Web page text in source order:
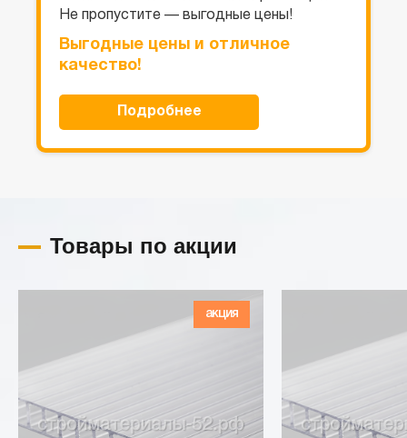
Не пропустите — выгодные цены!
Выгодные цены и отличное
качество!
Подробнее
Товары по акции
акция